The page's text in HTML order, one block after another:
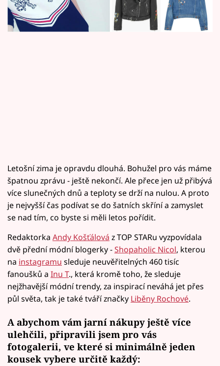
Sledujte prima+
Sledujte nás
Letošní zima je opravdu dlouhá. Bohužel pro vás máme
špatnou zprávu - ještě nekončí. Ale přece jen už přibývá
více slunečných dnů a teploty se drží na nulou. A proto
je nejvyšší čas podívat se do šatních skříní a zamyslet
se nad tím, co byste si měli letos pořídit.
Redaktorka Andy Košťálová z TOP STARu vyzpovídala
dvě přední módní blogerky -Shopaholic Nicol, kterou
na instagramu sleduje neuvěřitelných 460 tisíc
fanoušků a Inu T., která kromě toho, že sleduje
nejžhavější módní trendy, za inspirací neváhá jet přes
půl světa, tak je také tváří značky Liběny Rochové.
A abychom vám jarní nákupy ještě více
ulehčili, připravili jsem pro vás
fotogalerii, ve které si minimálně jeden
kousek vybere určitě každý: